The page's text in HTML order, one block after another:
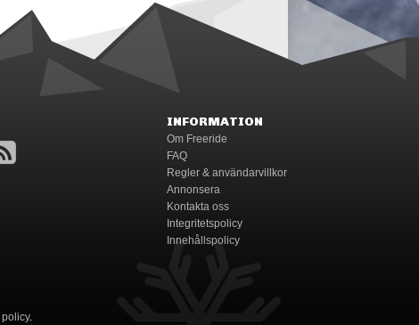
INFORMATION
Om Freeride
FAQ
Regler & användarvillkor
Annonsera
Kontakta oss
Integritetspolicy
Innehållspolicy
policy.